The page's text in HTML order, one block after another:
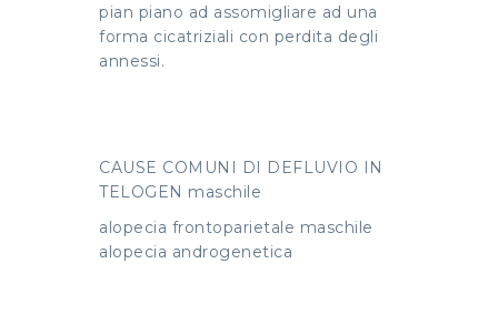
pian piano ad assomigliare ad una
forma cicatriziali con perdita degli
annessi.
CAUSE COMUNI DI DEFLUVIO IN
TELOGEN maschile
alopecia frontoparietale maschile
alopecia androgenetica